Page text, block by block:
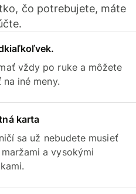
čo potrebujete, máte
vždy po ruke a môžete
iné meny.
karta
sa už nebudete musieť
a vysokými